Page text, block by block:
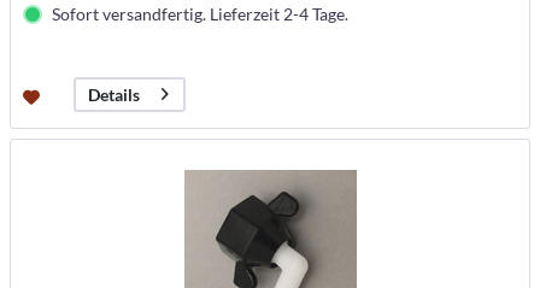
Sofort versandfertig. Lieferzeit 2-4 Tage.
Details